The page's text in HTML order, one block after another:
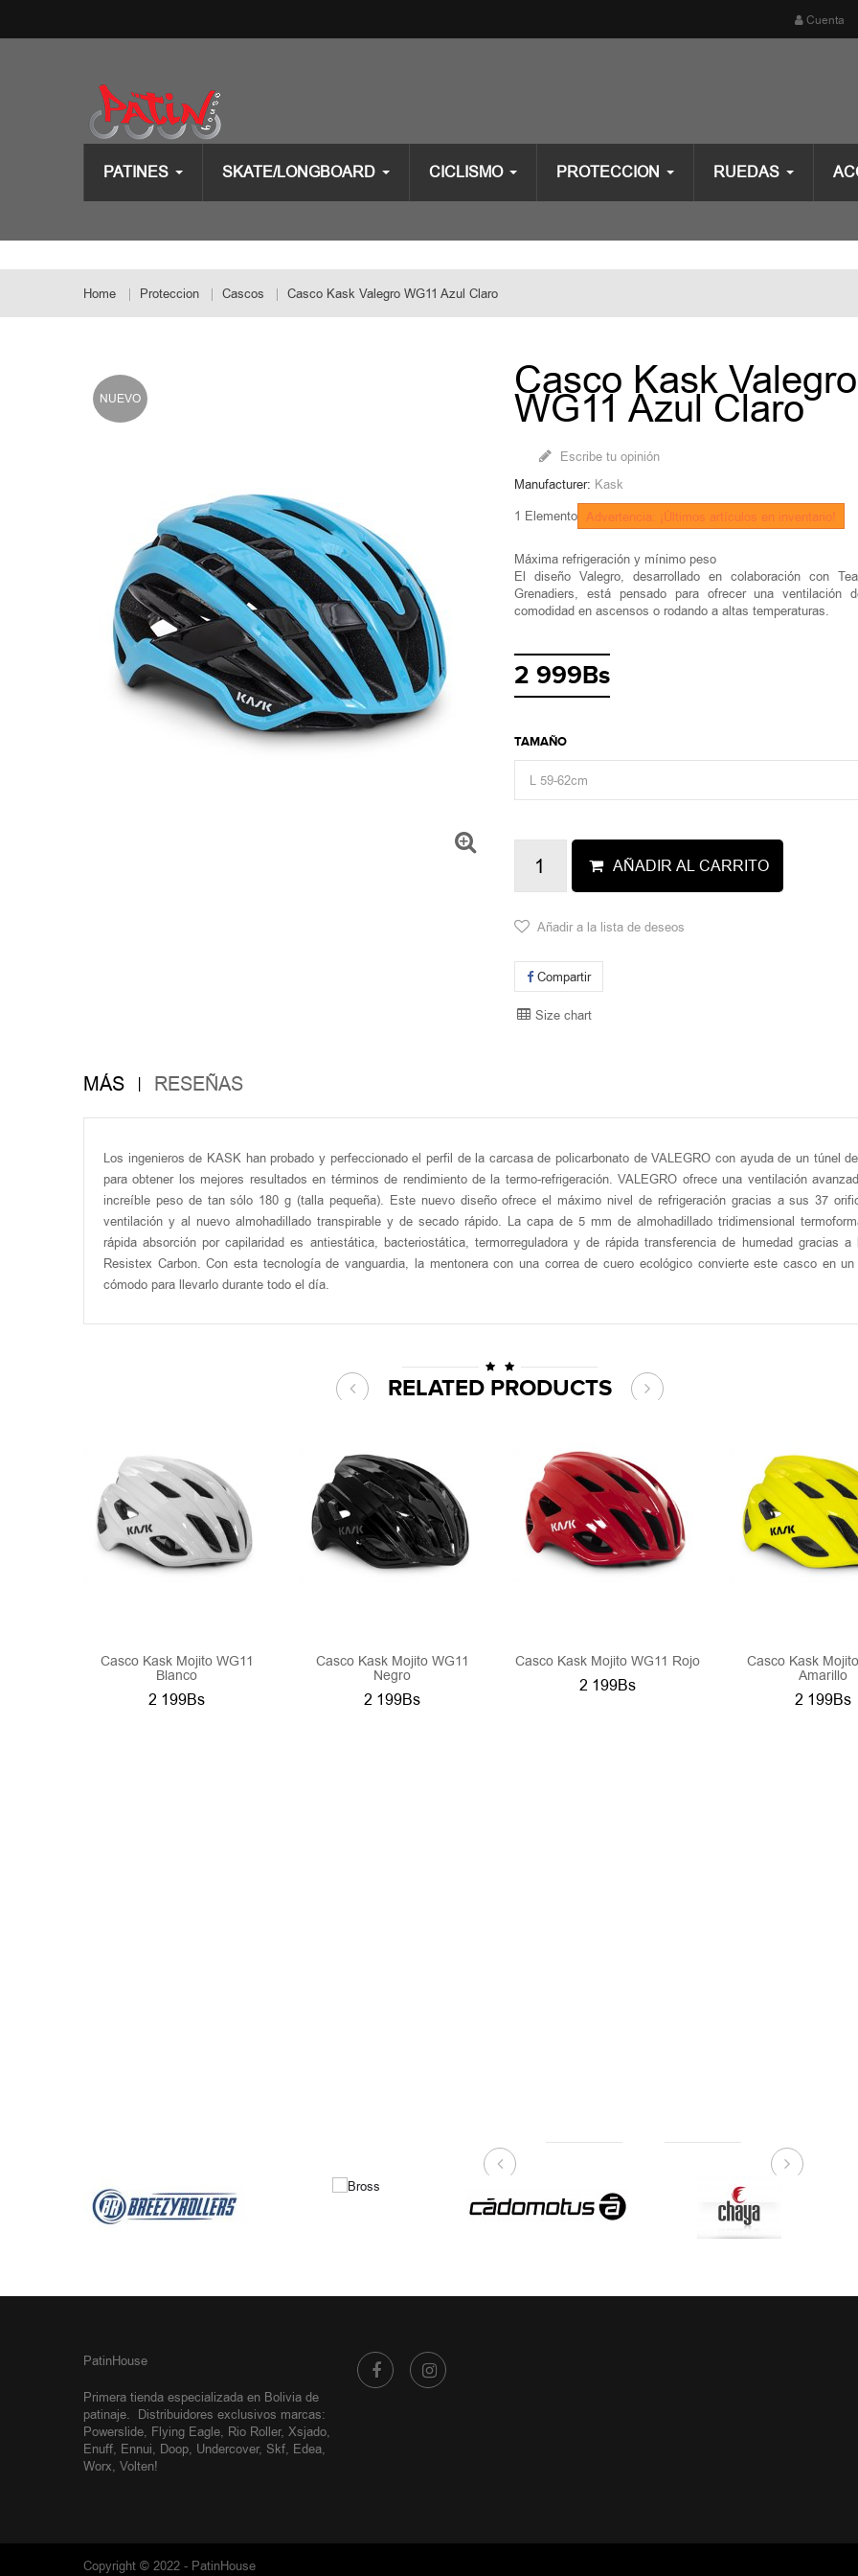
Cuenta
PATINES SKATE/LONGBOARD CICLISMO PROTECCION RUEDAS
Home Proteccion Cascos Casco Kask Valegro WG11 Azul Claro
NUEVO Casco Kask Valegro
WG11 Azul Claro
Escribe tu opinión
Manufacturer: Kask
1 Elemento Advertencia: ¡Últimos artículos en inventario!
Máxima refrigeración y mínimo peso
El diseño Valegro, desarrollado en colaboración con
Grenadiers, está pensado para ofrecer una ventilación
comodidad en ascensos o rodando a altas temperaturas.
2 999Bs
TAMAÑO
L 59-62cm
AÑADIR AL CARRITO
Añadir a la lista de deseos
Compartir
Size chart
MÁS RESEÑAS
Los ingenieros de KASK han probado y perfeccionado el perfil de la carcasa de policarbonato de VALEGRO con ayuda de un túnel
para obtener los mejores resultados en términos de rendimiento de la termo-refrigeración. VALEGRO ofrece una ventilación
increíble peso de tan sólo 180 g (talla pequeña). Este nuevo diseño ofrece el máximo nivel de refrigeración gracias a sus 37
ventilación y al nuevo almohadillado transpirable y de secado rápido. La capa de 5 mm de almohadillado tridimensional
rápida absorción por capilaridad es antiestática, bacteriostática, termorreguladora y de rápida transferencia de humedad gracias a
Resistex Carbon. Con esta tecnología de vanguardia, la mentonera con una correa de cuero ecológico convierte este casco en un
cómodo para llevarlo durante todo el día.
RELATED PRODUCTS
Casco Kask Mojito WG11
Blanco
2 199Bs
Casco Kask Mojito WG11
Negro
2 199Bs
Casco Kask Mojito WG11 Rojo
2 199Bs
Casco Kask
Amarillo
2 199Bs
PatinHouse
Primera tienda especializada en Bolivia de
patinaje. Distribuidores exclusivos marcas:
Powerslide, Flying Eagle, Rio Roller, Xsjado,
Enuff, Ennui, Doop, Undercover, Skf, Edea,
Worx, Volten!
Copyright © 2022 - PatinHouse